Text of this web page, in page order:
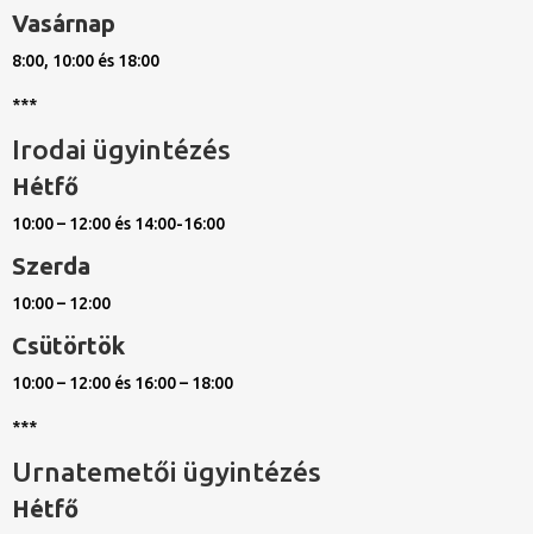
Vasárnap
8:00, 10:00 és 18:00
***
Irodai ügyintézés
Hétfő
10:00 – 12:00 és 14:00-16:00
Szerda
10:00 – 12:00
Csütörtök
10:00 – 12:00 és 16:00 – 18:00
***
Urnatemetői ügyintézés
Hétfő